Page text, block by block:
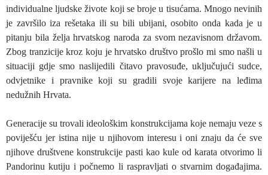
individualne ljudske živote koji se broje u tisućama. Mnogo nevinih
je završilo iza rešetaka ili su bili ubijani, osobito onda kada je u
pitanju bila želja hrvatskog naroda za svom nezavisnom državom.
Zbog tranzicije kroz koju je hrvatsko društvo prošlo mi smo našli u
situaciji gdje smo naslijedili čitavo pravosuđe, uključujući sudce,
odvjetnike i pravnike koji su gradili svoje karijere na leđima
nedužnih Hrvata.
Generacije su trovali ideološkim konstrukcijama koje nemaju veze s
poviješću jer istina nije u njihovom interesu i oni znaju da će sve
njihove društvene konstrukcije pasti kao kule od karata otvorimo li
Pandorinu kutiju i počnemo li raspravljati o stvarnim događajima.